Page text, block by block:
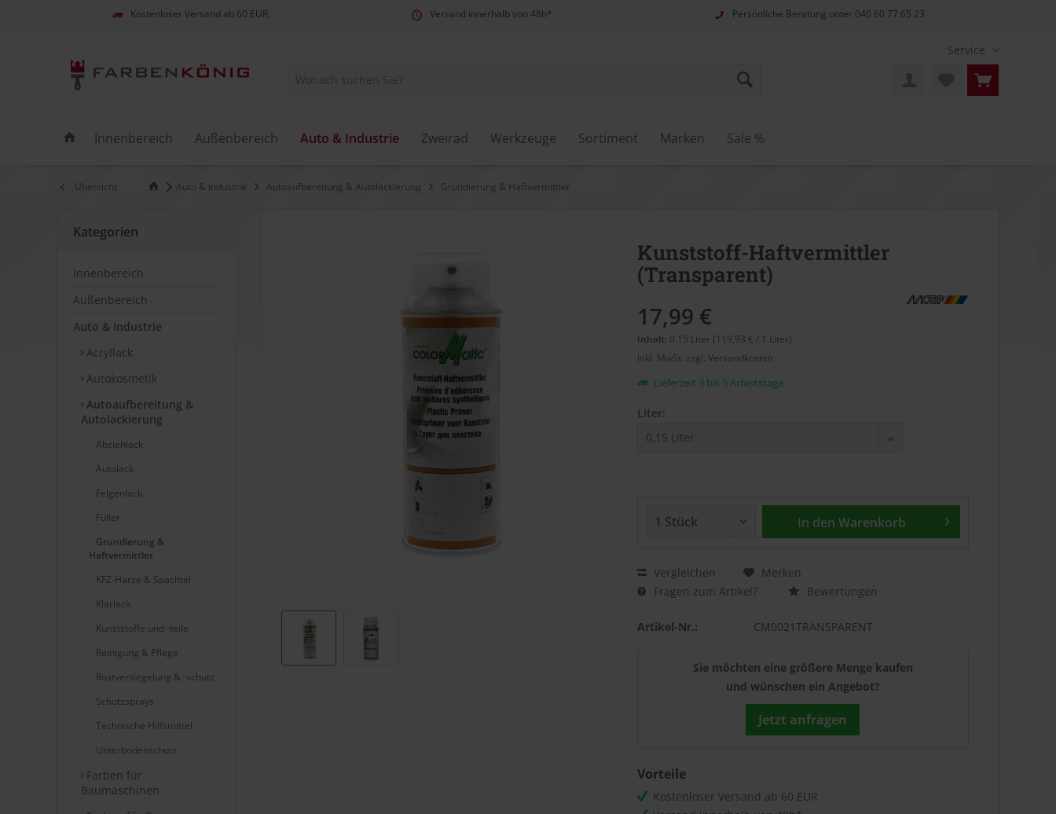
Kostenloser Versand ab 60 EUR Versand innerhalb von 48h* Persönliche Beratung unter 040 60 77 65 23
Service
Innenbereich Außenbereich Auto & Industrie Zweirad Werkzeuge Sortiment Marken Sale %
Übersicht Auto & Industrie Autoaufbereitung & Autolackierung Grundierung & Haftvermittler
Kategorien
Innenbereich
Außenbereich
Auto & Industrie
Acryllack
Autokosmetik
Autoaufbereitung &
Autolackierung
Abziehlack
Autolack
Felgenlack
Füller
Grundierung &
Haftvermittler
KFZ-Harze & Spachtel
Klarlack
Kunststoffe und -teile
Reinigung & Pflege
Rostversiegelung & -schutz
Schutzsprays
Technische Hilfsmittel
Unterbodenschutz
Farben für
Baumaschinen
Kunststoff-Haftvermittler
(Transparent)
17,99 €
Inhalt: 0.15 Liter (119,93 € / 1 Liter)
inkl. MwSt. zzgl. Versandkosten
Lieferzeit 3 bis 5 Arbeitstage
Liter:
In den Warenkorb
Vergleichen
Merken
Fragen zum Artikel?
Bewertungen
Artikel-Nr.: CM0021TRANSPARENT
Sie möchten eine größere Menge kaufen
und wünschen ein Angebot?
Jetzt anfragen
Vorteile
Kostenloser Versand ab 60 EUR